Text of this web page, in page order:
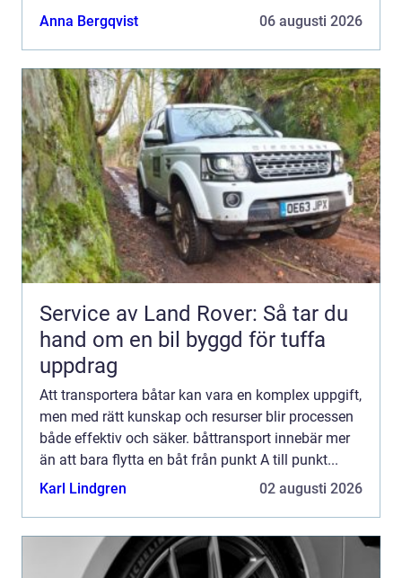
Anna Bergqvist
06 augusti 2026
Service av Land Rover: Så tar du
hand om en bil byggd för tuffa
uppdrag
Att transportera båtar kan vara en komplex uppgift,
men med rätt kunskap och resurser blir processen
både effektiv och säker. båttransport innebär mer
än att bara flytta en båt från punkt A till punkt...
Karl Lindgren
02 augusti 2026